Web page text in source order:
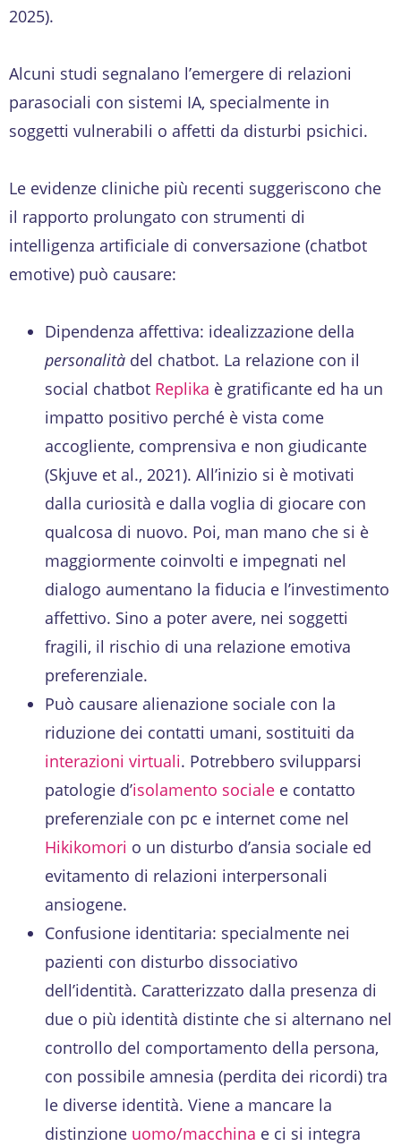
2025).
Alcuni studi segnalano l’emergere di relazioni
parasociali con sistemi IA, specialmente in
soggetti vulnerabili o affetti da disturbi psichici.
Le evidenze cliniche più recenti suggeriscono che
il rapporto prolungato con strumenti di
intelligenza artificiale di conversazione (chatbot
emotive) può causare:
Dipendenza affettiva: idealizzazione della
personalità del chatbot. La relazione con il
social chatbot Replika è gratificante ed ha un
impatto positivo perché è vista come
accogliente, comprensiva e non giudicante
(Skjuve et al., 2021). All’inizio si è motivati
dalla curiosità e dalla voglia di giocare con
qualcosa di nuovo. Poi, man mano che si è
maggiormente coinvolti e impegnati nel
dialogo aumentano la fiducia e l’investimento
affettivo. Sino a poter avere, nei soggetti
fragili, il rischio di una relazione emotiva
preferenziale.
Può causare alienazione sociale con la
riduzione dei contatti umani, sostituiti da
interazioni virtuali. Potrebbero svilupparsi
patologie d’isolamento sociale e contatto
preferenziale con pc e internet come nel
Hikikomori o un disturbo d’ansia sociale ed
evitamento di relazioni interpersonali
ansiogene.
Confusione identitaria: specialmente nei
pazienti con disturbo dissociativo
dell’identità. Caratterizzato dalla presenza di
due o più identità distinte che si alternano nel
controllo del comportamento della persona,
con possibile amnesia (perdita dei ricordi) tra
le diverse identità. Viene a mancare la
distinzione uomo/macchina e ci si integra